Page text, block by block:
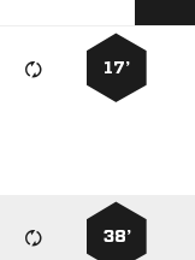
17’
38’